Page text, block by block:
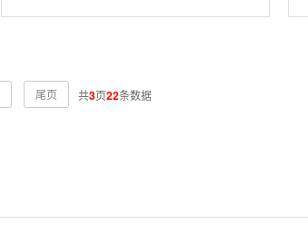
温强度提高约6...
尾页 共3页22条数据